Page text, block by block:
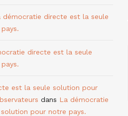
démocratie directe est la seule
directe est la seule
est la seule solution pour
dans La démocratie
pour notre pays.